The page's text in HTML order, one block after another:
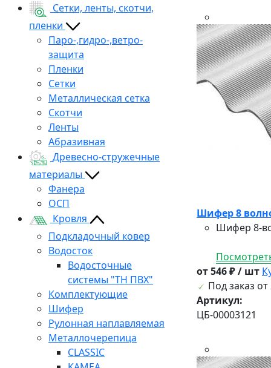
Сетки, ленты, скотчи,
пленки
Паро-,гидро-,ветро-
защита
Пленки
Сетки
Металлическая сетка
Скотчи
Ленты
Абразивная
Древесно-стружечные
материалы
Фанера
ОСП
Кровля
Подкладочный ковер
Водосток
Водосточные
системы "ТН ПВХ"
Комплектующие
Шифер
Рулонная наплавляемая
Металлочерепица
CLASSIC
Шифер 8
Шифер 8-
от 546 ₽ / шт
Под заказ от
Артикул:
ЦБ-00003121